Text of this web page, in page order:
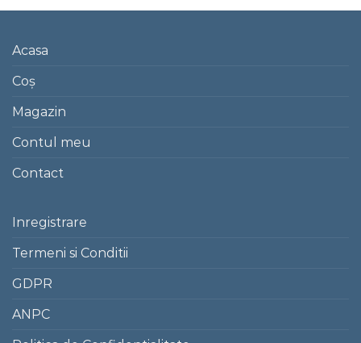
Acasa
Coș
Magazin
Contul meu
Contact
Inregistrare
Termeni si Conditii
GDPR
ANPC